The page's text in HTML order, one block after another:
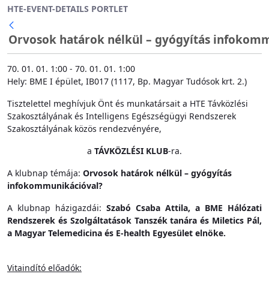
Ugrás a fő tartalomhoz
HTE-EVENT-DETAILS PORTLET
Orvosok határok nélkül – gyógyítás
70. 01. 01. 1:00 - 70. 01. 01. 1:00
Hely: BME I épület, IB017 (1117, Bp. Magyar Tudósok krt. 2.)
Tisztelettel meghívjuk Önt és munkatársait a HTE Távközlési
Szakosztályának és Intelligens Egészségügyi Rendszerek
Szakosztályának közös rendezvényére,
a TÁVKÖZLÉSI KLUB-ra.
A klubnap témája: Orvosok határok nélkül – gyógyítás
infokommunikációval?
A klubnap házigazdái: Szabó Csaba Attila, a BME Hálózati
Rendszerek és Szolgáltatások Tanszék tanára és Miletics Pál,
a Magyar Telemedicina és E-health Egyesület elnöke.
Vitaindító előadók: